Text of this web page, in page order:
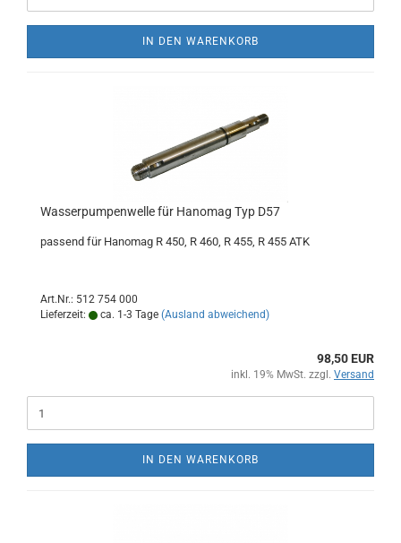
IN DEN WARENKORB
Wasserpumpenwelle für Hanomag Typ D57
passend für Hanomag R 450, R 460, R 455, R 455 ATK
Art.Nr.: 512 754 000
Lieferzeit:
ca. 1-3 Tage (Ausland abweichend)
98,50 EUR
inkl. 19% MwSt. zzgl. Versand
IN DEN WARENKORB